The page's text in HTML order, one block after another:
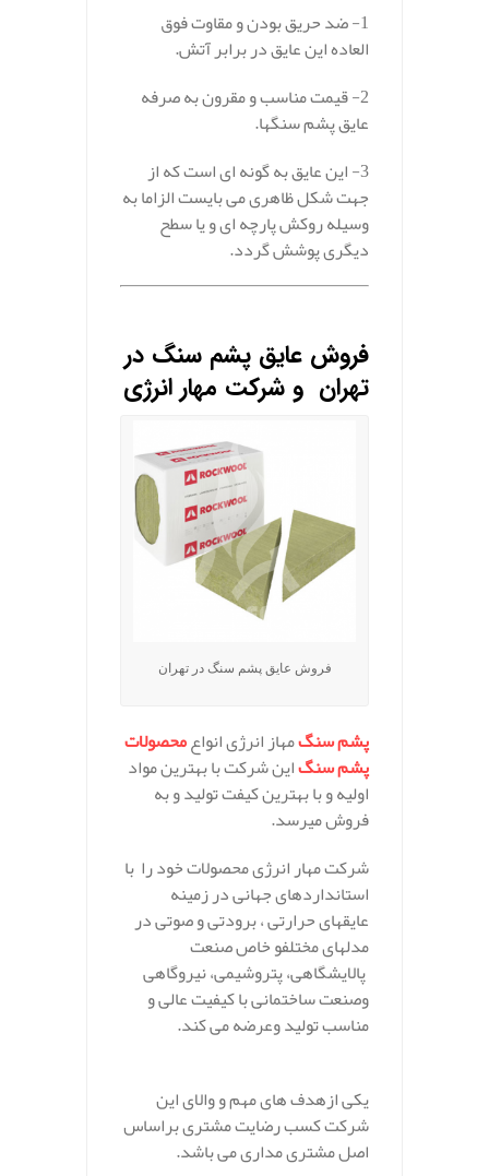
1- ضد حریق بودن و مقاوت فوق
العاده این عایق در برابر آتش.
2- قیمت مناسب و مقرون به صرفه
عایق پشم سنگها.
3- این عایق به گونه ای است که از
جهت شکل ظاهری می بایست الزاما به
وسیله روکش پارچه ای و یا سطح
دیگری پوشش گردد.
فروش عایق پشم سنگ در
تهران و شرکت مهار انرژی
فروش عایق پشم سنگ در تهران
پشمسنگمهاز انرژی انواعمحصولات
پشمسنگاین شرکت با بهترین مواد
اولیه و با بهترین کیفت تولید و به
فروش میرسد.
شرکت مهار انرژی محصولات خود را با
استانداردهایجهانیدرزمینه
عایقهایحرارتی ،برودتیوصوتیدر
مدلهایمختلفو خاص صنعت
پالایشگاهی،پتروشیمی،نیروگاهی
وصنعتساختمانیباکیفیتعالی و
مناسبتولیدوعرضهمی کند.
یکیازهدف هایمهم و والایاین
شرکتکسبرضایتمشتریبراساس
اصلمشتریمداری می باشد.